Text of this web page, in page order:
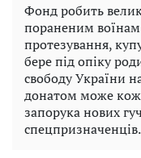
Фонд робить
пораненим воїнам
протезування,
бере під опіку
свободу України
донатом може
запорука нових
спецпризначенців.